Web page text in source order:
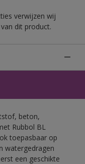
verwijzen wij
dit product.
beton,
Rubbol BL
toepasbaar op
watergedragen
een geschikte